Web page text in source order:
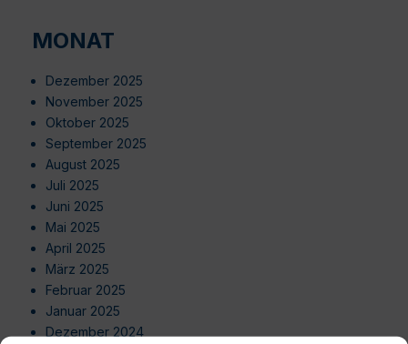
MONAT
Dezember 2025
November 2025
Oktober 2025
September 2025
August 2025
Juli 2025
Juni 2025
Mai 2025
April 2025
März 2025
Februar 2025
Januar 2025
Dezember 2024